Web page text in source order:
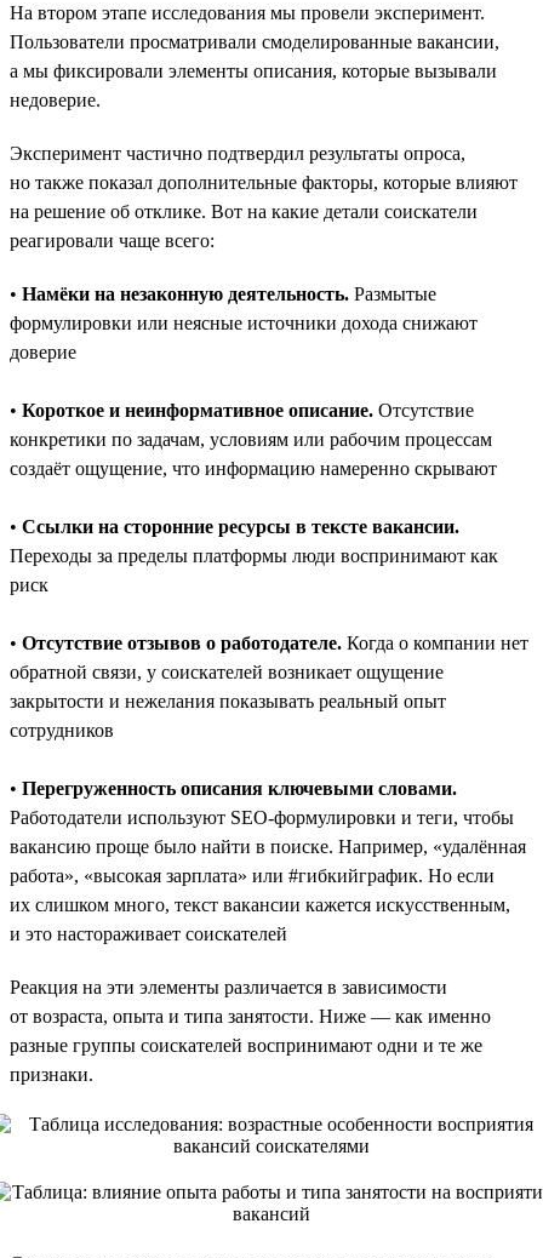
На втором этапе исследования мы провели эксперимент.
Пользователи просматривали смоделированные вакансии,
а мы фиксировали элементы описания, которые вызывали
недоверие.
Эксперимент частично подтвердил результаты опроса,
но также показал дополнительные факторы, которые влияют
на решение об отклике. Вот на какие детали соискатели
реагировали чаще всего:
• Намёки на незаконную деятельность. Размытые
формулировки или неясные источники дохода снижают
доверие
• Короткое и неинформативное описание. Отсутствие
конкретики по задачам, условиям или рабочим процессам
создаёт ощущение, что информацию намеренно скрывают
• Ссылки на сторонние ресурсы в тексте вакансии.
Переходы за пределы платформы люди воспринимают как
риск
• Отсутствие отзывов о работодателе. Когда о компании нет
обратной связи, у соискателей возникает ощущение
закрытости и нежелания показывать реальный опыт
сотрудников
• Перегруженность описания ключевыми словами.
Работодатели используют SEO-формулировки и теги, чтобы
вакансию проще было найти в поиске. Например, «удалённая
работа», «высокая зарплата» или #гибкийграфик. Но если
их слишком много, текст вакансии кажется искусственным,
и это настораживает соискателей
Реакция на эти элементы различается в зависимости
от возраста, опыта и типа занятости. Ниже — как именно
разные группы соискателей воспринимают одни и те же
признаки.